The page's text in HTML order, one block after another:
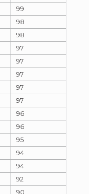
99
98
98
97
97
97
97
97
96
96
95
94
94
92
90